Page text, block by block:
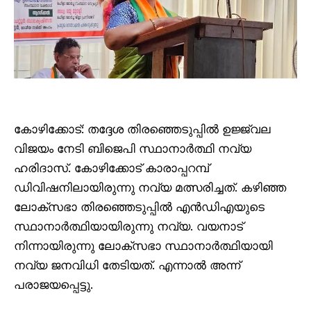
കോഴിക്കോട്: തദ്ദേശ തിരഞ്ഞെടുപ്പിൽ ഉജ്ജ്വല
വിജയം നേടി ബിജെപി സ്ഥാനാർത്ഥി നവ്യ
ഹരിദാസ്. കോഴിക്കോട് കാരാപ്പറമ്പ്
ഡിവിഷനിലായിരുന്നു നവ്യ മത്സരിച്ചത്. കഴിഞ്ഞ
ലോക്‌സഭാ തിരഞ്ഞെടുപ്പിൽ എൻഡിഎയുടെ
സ്ഥാനാർത്ഥിയായിരുന്നു നവ്യ. വയനാട്
നിന്നായിരുന്നു ലോക്‌സഭാ സ്ഥാനാർത്ഥിയായി
നവ്യ ജനവിധി തേടിയത്. എന്നാൽ അന്ന്
പരാജയപ്പെട്ടു.